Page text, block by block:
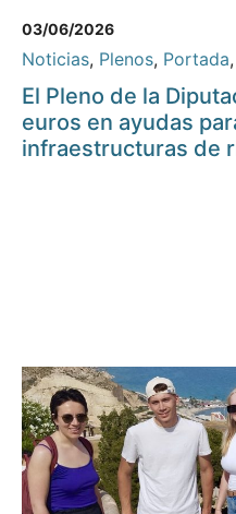
03/06/2026
Noticias, Plenos, Portada,
El Pleno de la
euros en ayudas
infraestructuras de